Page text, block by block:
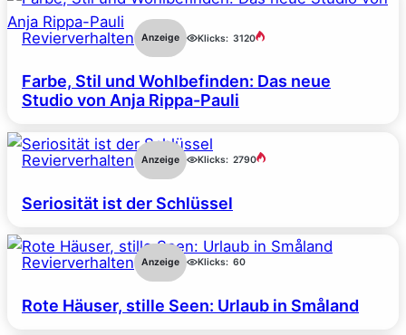
Revierverhalten Anzeige Klicks: 3120
Farbe, Stil und Wohlbefinden: Das neue
Studio von Anja Rippa-Pauli
Revierverhalten Anzeige Klicks: 2790
Seriosität ist der Schlüssel
Revierverhalten Anzeige Klicks: 60
Rote Häuser, stille Seen: Urlaub in Småland